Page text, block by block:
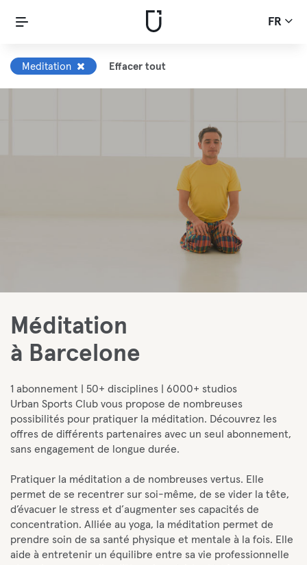
FR
Meditation Effacer tout
Méditation
à Barcelone
1 abonnement | 50+ disciplines | 6000+ studios
Urban Sports Club vous propose de nombreuses
possibilités pour pratiquer la méditation. Découvrez les
offres de différents partenaires avec un seul abonnement,
sans engagement de longue durée.
Pratiquer la méditation a de nombreuses vertus. Elle
permet de se recentrer sur soi-même, de se vider la tête,
d’évacuer le stress et d’augmenter ses capacités de
concentration. Alliée au yoga, la méditation permet de
prendre soin de sa santé physique et mentale à la fois. Elle
aide à entretenir un équilibre entre sa vie professionnelle